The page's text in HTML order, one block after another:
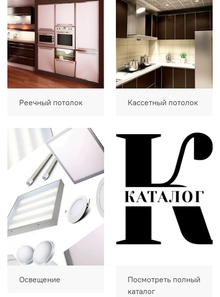
Реечный потолок Кассетный потолок
Освещение
Посмотреть полный
каталог